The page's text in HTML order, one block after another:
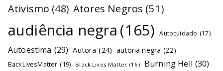
Ativismo (48) Atores Negros (51)
audiência negra (165) Autocuidado (17)
Autoestima (29) Autora (24) autoria negra (22)
BackLivesMatter (19) Black Lives Matter (16) Burning Hell (30)